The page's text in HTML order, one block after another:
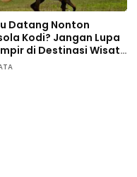
Datang Nonton
Kodi? Jangan Lupa
di Destinasi Wisata